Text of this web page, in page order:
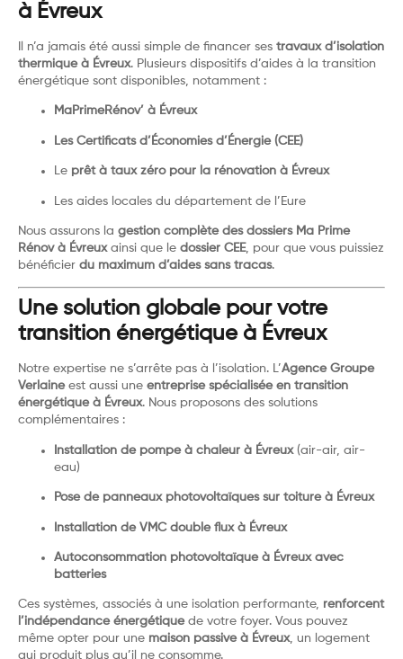
à Évreux
Il n’a jamais été aussi simple de financer ses travaux d’isolation
thermique à Évreux. Plusieurs dispositifs d’aides à la transition
énergétique sont disponibles, notamment :
MaPrimeRénov’ à Évreux
Les Certificats d’Économies d’Énergie (CEE)
Le prêt à taux zéro pour la rénovation à Évreux
Les aides locales du département de l’Eure
Nous assurons la gestion complète des dossiers Ma Prime
Rénov à Évreuxainsi que le dossier CEE, pour que vous puissiez
bénéficier du maximum d’aides sans tracas.
Une solution globale pour votre
transition énergétique à Évreux
Notre expertise ne s’arrête pas à l’isolation. L’Agence Groupe
Verlaineest aussi une entreprise spécialisée en transition
énergétique à Évreux. Nous proposons des solutions
complémentaires :
Installation de pompe à chaleur à Évreux(air-air, air-
eau)
Pose de panneaux photovoltaïques sur toiture à Évreux
Installation de VMC double flux à Évreux
Autoconsommation photovoltaïque à Évreux avec
batteries
Ces systèmes, associés à une isolation performante, renforcent
l’indépendance énergétiquede votre foyer. Vous pouvez
même opter pour une maison passive à Évreux, un logement
qui produit plus qu’il ne consomme.